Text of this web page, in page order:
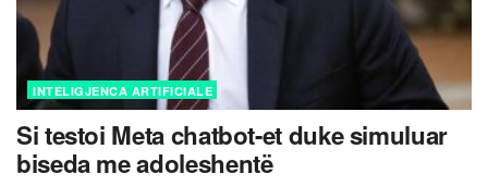
INTELIGJENCA ARTIFICIALE
Si testoi Meta chatbot-et duke simuluar
biseda me adoleshentë